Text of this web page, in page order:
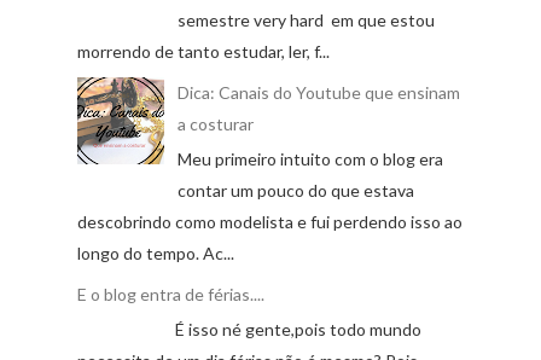
semestre very hard em que estou
morrendo de tanto estudar, ler, f...
Dica: Canais do Youtube que ensinam
a costurar
Meu primeiro intuito com o blog era
contar um pouco do que estava
descobrindo como modelista e fui perdendo isso ao
longo do tempo. Ac...
E o blog entra de férias....
É isso né gente,pois todo mundo